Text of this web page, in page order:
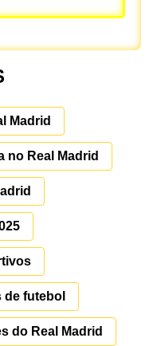
Madrid
no Real Madrid
de futebol
do Real Madrid